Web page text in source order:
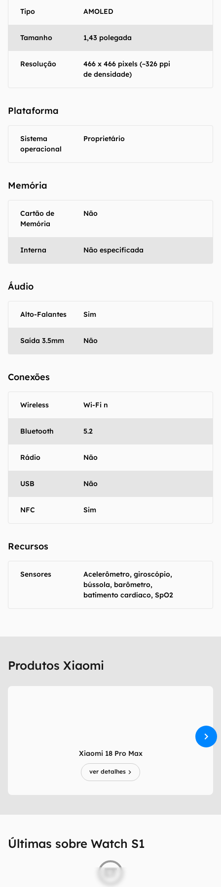
Tipo AMOLED
Tamanho 1,43 polegada
Resolução
466 x 466 pixels (~326 ppi
de densidade)
Plataforma
Sistema
operacional
Proprietário
Memória
Cartão de
Memória
Não
Interna Não especificada
Áudio
Alto-Falantes Sim
Saída 3.5mm Não
Conexões
Wireless Wi-Fi n
Bluetooth 5.2
Rádio Não
USB Não
NFC Sim
Recursos
Sensores
Acelerômetro, giroscópio,
bússola, barômetro,
batimento cardíaco, SpO2
Produtos Xiaomi
Xiaomi 18 Pro Max
ver detalhes
Últimas sobre Watch S1